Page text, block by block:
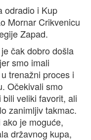
odradio i Kup
Mornar Crikvenicu
Zapad.
čak dobro došla
smo imali
trenažni proces i
Očekivali smo
veliki favorit, ali
zanimljiv takmac.
je moguće,
državnog kupa,